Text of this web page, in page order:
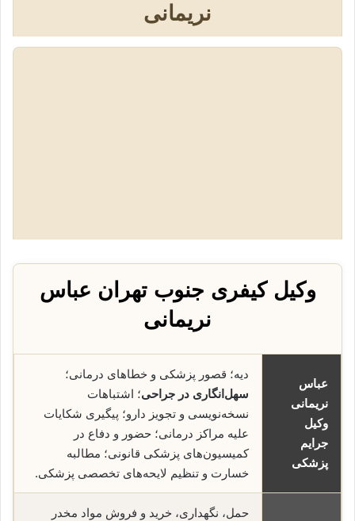
نریمانی
وکیل کیفری جنوب تهران عباس
نریمانی
عباس
نریمانی
وکیل
جرایم
پزشکی
دیه؛ قصور پزشکی و خطاهای درمانی؛
سهل‌انگاری در جراحی؛ اشتباهات
نسخه‌نویسی و تجویز دارو؛ پیگیری شکایات
علیه مراکز درمانی؛ حضور و دفاع در
کمیسیون‌های پزشکی قانونی؛ مطالبه
خسارت و تنظیم لایحه‌های تخصصی پزشکی.
حمل، نگهداری، خرید و فروش مواد مخدر